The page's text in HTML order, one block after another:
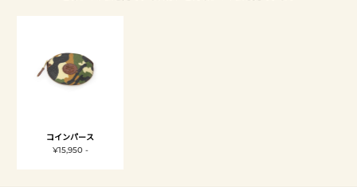
コインパース
¥15,950 -